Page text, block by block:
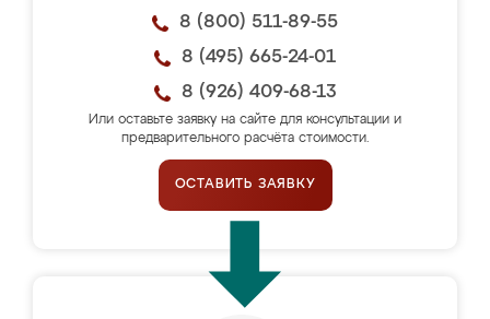
8 (800) 511-89-55
8 (495) 665-24-01
8 (926) 409-68-13
Или оставьте заявку на сайте для консультации и
предварительного расчёта стоимости.
ОСТАВИТЬ ЗАЯВКУ